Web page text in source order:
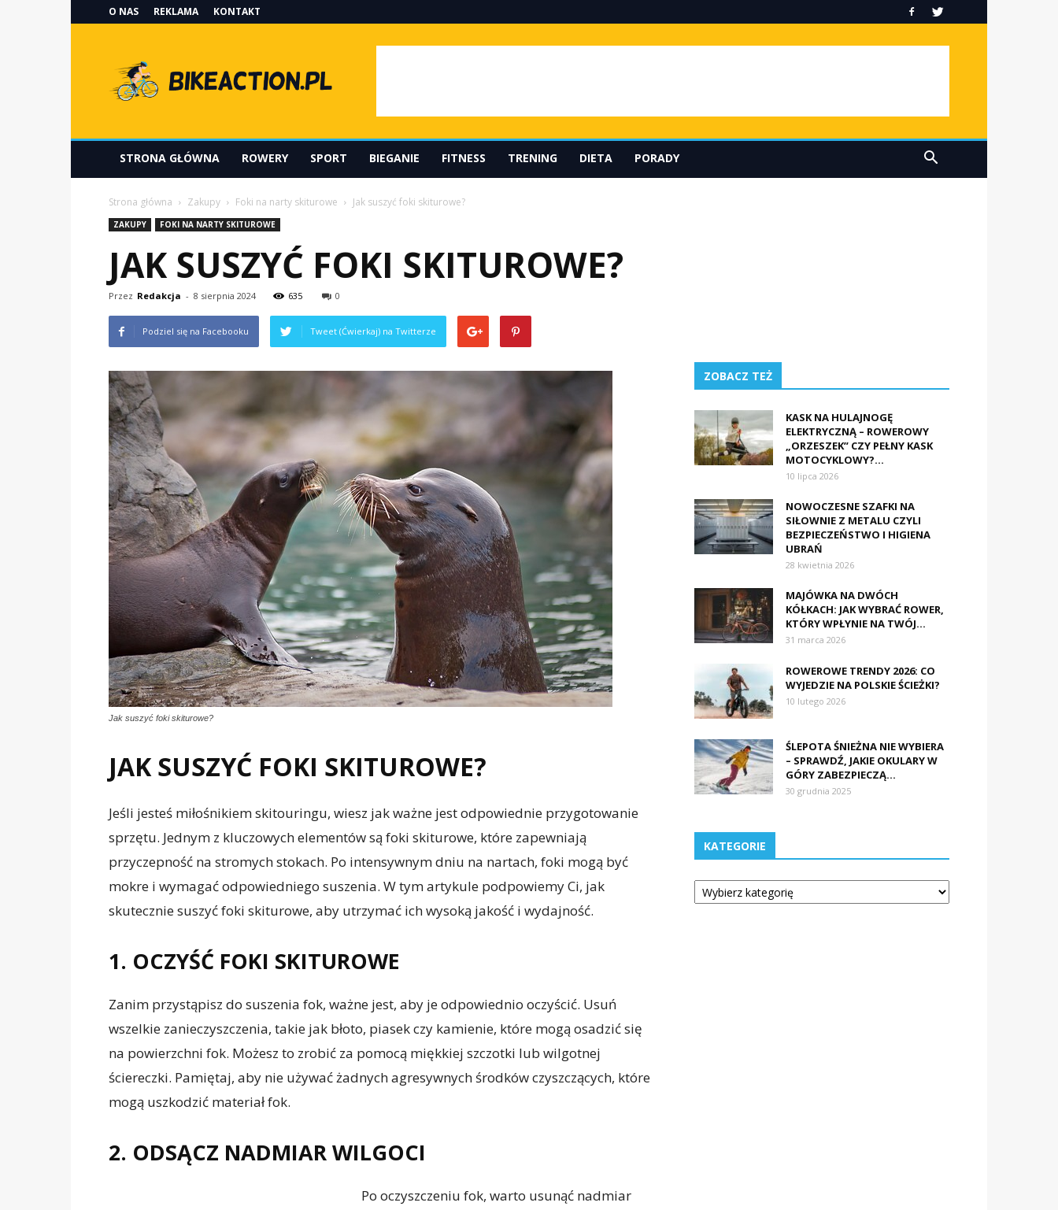
O NAS REKLAMA KONTAKT
STRONA GŁÓWNA ROWERY SPORT BIEGANIE FITNESS TRENING DIETA PORADY
Strona główna Zakupy Foki na narty skiturowe Jak suszyć foki skiturowe?
ZAKUPY FOKI NA NARTY SKITUROWE
JAK SUSZYĆ FOKI SKITUROWE?
Przez Redakcja - 8 sierpnia 2024 635 0
Podziel się na Facebooku Tweet (Ćwierkaj) na Twitterze
Jak suszyć foki skiturowe?
JAK SUSZYĆ FOKI SKITUROWE?
Jeśli jesteś miłośnikiem skitouringu, wiesz jak ważne jest odpowiednie przygotowanie
sprzętu. Jednym z kluczowych elementów są foki skiturowe, które zapewniają
przyczepność na stromych stokach. Po intensywnym dniu na nartach, foki mogą być
mokre i wymagać odpowiedniego suszenia. W tym artykule podpowiemy Ci, jak
skutecznie suszyć foki skiturowe, aby utrzymać ich wysoką jakość i wydajność.
1. OCZYŚĆ FOKI SKITUROWE
Zanim przystąpisz do suszenia fok, ważne jest, aby je odpowiednio oczyścić. Usuń
wszelkie zanieczyszczenia, takie jak błoto, piasek czy kamienie, które mogą osadzić się
na powierzchni fok. Możesz to zrobić za pomocą miękkiej szczotki lub wilgotnej
ściereczki. Pamiętaj, aby nie używać żadnych agresywnych środków czyszczących, które
mogą uszkodzić materiał fok.
2. ODSĄCZ NADMIAR WILGOCI
Po oczyszczeniu fok, warto usunąć nadmiar
ZOBACZ TEŻ
KASK NA HULAJNOGĘ
ELEKTRYCZNĄ – ROWEROWY
„ORZESZEK” CZY PEŁNY KASK
MOTOCYKLOWY?...
10 lipca 2026
NOWOCZESNE SZAFKI NA
SIŁOWNIE Z METALU CZYLI
BEZPIECZEŃSTWO I HIGIENA
UBRAŃ
28 kwietnia 2026
MAJÓWKA NA DWÓCH
KÓŁKACH: JAK WYBRAĆ ROWER,
KTÓRY WPŁYNIE NA TWÓJ...
31 marca 2026
ROWEROWE TRENDY 2026: CO
WYJEDZIE NA POLSKIE ŚCIEŻKI?
10 lutego 2026
ŚLEPOTA ŚNIEŻNA NIE WYBIERA
– SPRAWDŹ, JAKIE OKULARY W
GÓRY ZABEZPIECZĄ...
30 grudnia 2025
KATEGORIE
Kategorie